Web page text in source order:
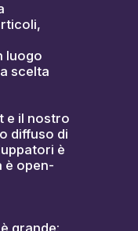
luogo
scelta
e il nostro
diffuso di
è
è open-